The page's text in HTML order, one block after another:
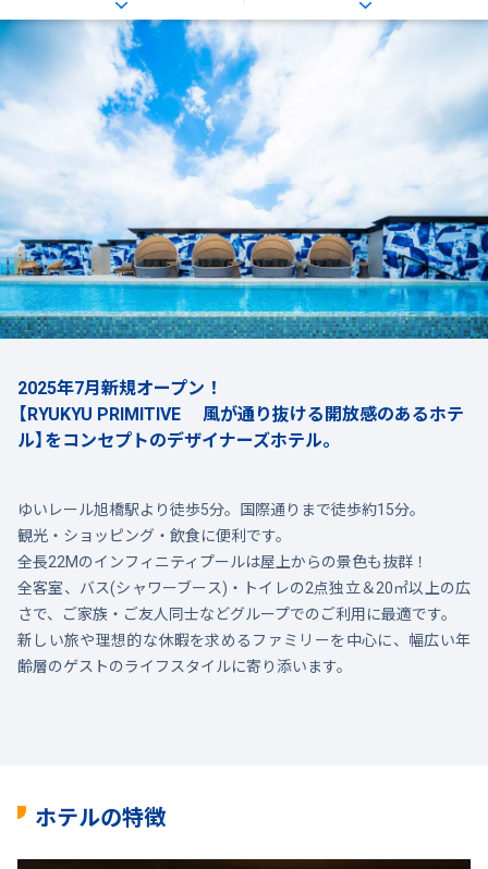
2025年7月新規オープン！
【RYUKYU PRIMITIVE 風が通り抜ける開放感のあるホテ
ル】をコンセプトのデザイナーズホテル。
ゆいレール旭橋駅より徒歩5分。国際通りまで徒歩約15分。
観光・ショッピング・飲食に便利です。
全長22Mのインフィニティプールは屋上からの景色も抜群！
全客室、バス(シャワーブース)・トイレの2点独立＆20㎡以上の広
さで、ご家族・ご友人同士などグループでのご利用に最適です。
新しい旅や理想的な休暇を求めるファミリーを中心に、幅広い年
齢層のゲストのライフスタイルに寄り添います。
ホテルの特徴